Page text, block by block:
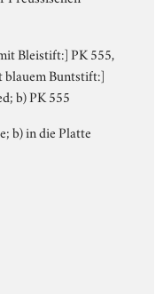
Bleistift:] PK 555,
Buntstift:]
b) PK 555
b) in die Platte